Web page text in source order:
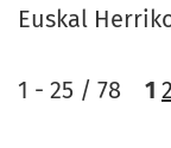
Euskal
1 - 25 / 78 1 2